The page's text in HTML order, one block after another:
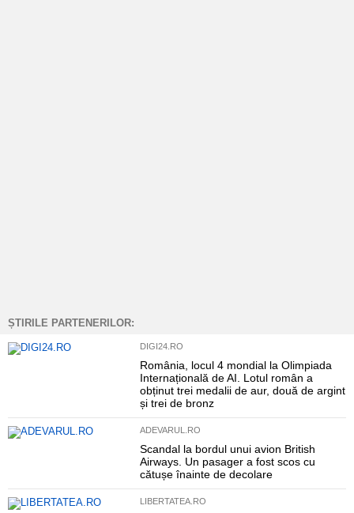
ȘTIRILE PARTENERILOR:
DIGI24.RO
România, locul 4 mondial la Olimpiada
Internațională de AI. Lotul român a
obținut trei medalii de aur, două de argint
și trei de bronz
ADEVARUL.RO
Scandal la bordul unui avion British
Airways. Un pasager a fost scos cu
cătușe înainte de decolare
LIBERTATEA.RO